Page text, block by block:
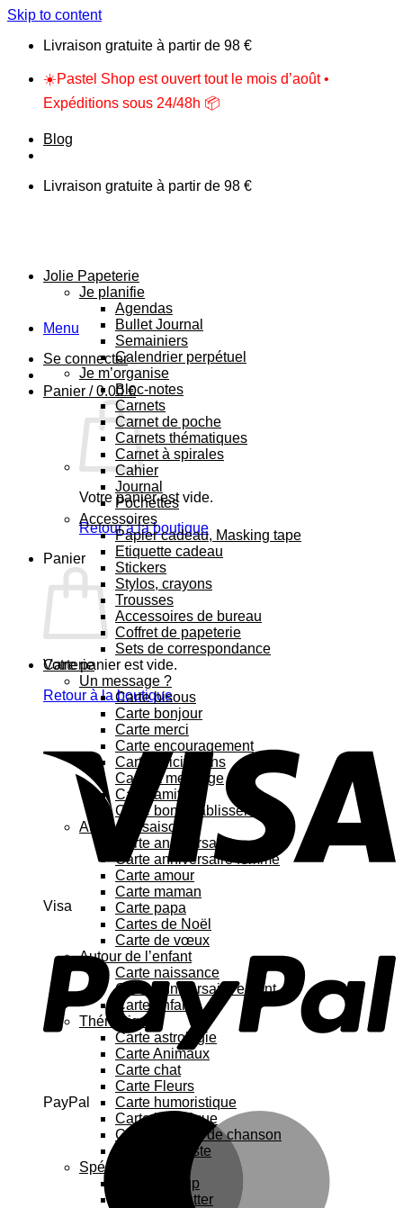
Skip to content
Livraison gratuite à partir de 98 €
☀️Pastel Shop est ouvert tout le mois d’août •
Expéditions sous 24/48h 📦
Blog
Livraison gratuite à partir de 98 €
Menu
Se connecter
Panier /0.00€
Votre panier est vide.
Retour à la boutique
Panier
Votre panier est vide.
Retour à la boutique
Visa
PayPal
Jolie Papeterie
Je planifie
Agendas
Bullet Journal
Semainiers
Calendrier perpétuel
Je m’organise
Bloc-notes
Carnets
Carnet de poche
Carnets thématiques
Carnet à spirales
Cahier
Journal
Pochettes
Accessoires
Papier cadeau, Masking tape
Etiquette cadeau
Stickers
Stylos, crayons
Trousses
Accessoires de bureau
Coffret de papeterie
Sets de correspondance
Carterie
Un message ?
Carte bisous
Carte bonjour
Carte merci
Carte encouragement
Carte félicitations
Carte à message
Carte amitié
Carte bon rétablissement
Au fil des saisons
Carte anniversaire
Carte anniversaire femme
Carte amour
Carte maman
Carte papa
Cartes de Noël
Carte de vœux
Autour de l’enfant
Carte naissance
Carte anniversaire enfant
Carte enfant
Thématique
Carte astrologie
Carte Animaux
Carte chat
Carte Fleurs
Carte humoristique
Carte botanique
Carte Paroles de chanson
Carte féministe
Spécial
Carte Pop up
Cartes à gratter